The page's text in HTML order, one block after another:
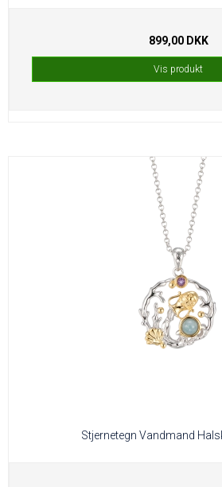
899,00 DKK
Vis produkt
Stjernetegn Vandmand